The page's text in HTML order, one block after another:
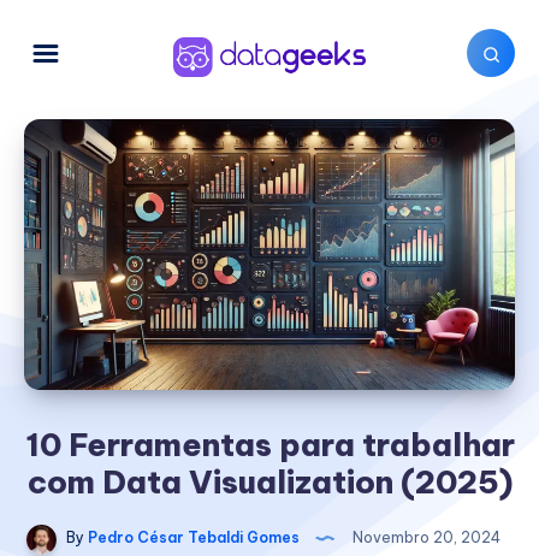
10 Ferramentas para trabalhar
com Data Visualization (2025)
By Pedro César Tebaldi Gomes
Novembro 20, 2024